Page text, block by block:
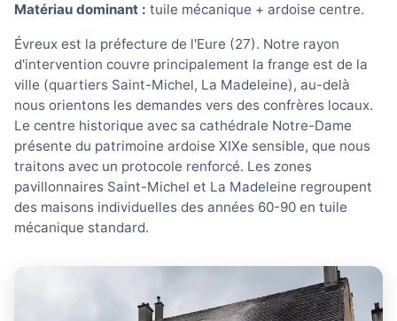
Matériau dominant : tuile mécanique + ardoise centre.
Évreux est la préfecture de l'Eure (27). Notre rayon
d'intervention couvre principalement la frange est de la
ville (quartiers Saint-Michel, La Madeleine), au-delà
nous orientons les demandes vers des confrères locaux.
Le centre historique avec sa cathédrale Notre-Dame
présente du patrimoine ardoise XIXe sensible, que nous
traitons avec un protocole renforcé. Les zones
pavillonnaires Saint-Michel et La Madeleine regroupent
des maisons individuelles des années 60-90 en tuile
mécanique standard.